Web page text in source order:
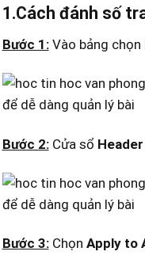
1.Cách đánh số
Bước 1:Vào bảng chọn
Bước 2:Cửa sổ
Bước 3:Chọn Apply to